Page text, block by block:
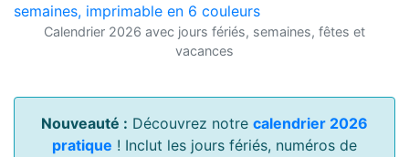
Calendrier 2026 avec jours fériés, semaines, fêtes et
vacances
Nouveauté : Découvrez notre calendrier 2026
pratique ! Inclut les jours fériés, numéros de